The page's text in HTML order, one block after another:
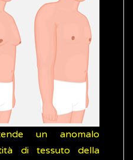
un anomalo
di tessuto della